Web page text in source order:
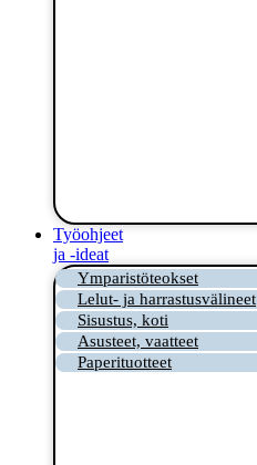
Työohjeet
ja -ideat
Ymparistöteokset
Lelut- ja harrastusvälineet
Sisustus, koti
Asusteet, vaatteet
Paperituotteet